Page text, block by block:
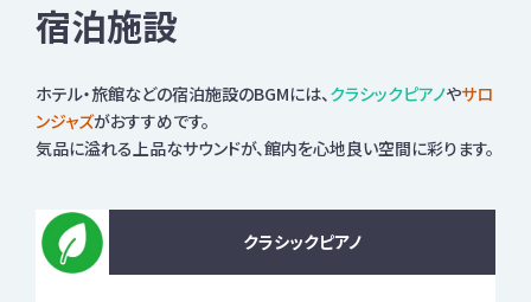
宿泊施設
ホテル・旅館などの宿泊施設のBGMには、 クラシックピアノやサロ
ンジャズがおすすめです。
気品に溢れる上品なサウンドが、館内を心地良い空間に彩ります。
クラシックピアノ